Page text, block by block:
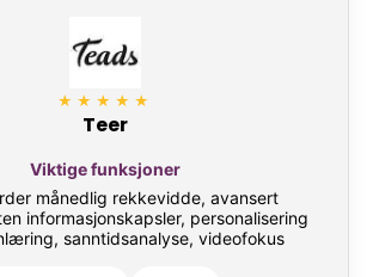
★★★★★
Teer
Viktige funksjoner
månedlig rekkevidde, avansert
informasjonskapsler, personalisering
sanntidsanalyse, videofokus